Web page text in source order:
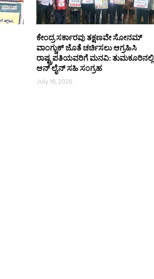
ಕೇಂದ್ರ ಸರ್ಕಾರವು ತಕ್ಷಣವೇ ಸೋನಮ್
ವಾಂಗ್ಚುಕ್ ಜೊತೆ ಚರ್ಚಿಸಲು ಆಗ್ರಹಿಸಿ
ರಾಷ್ಟ್ರಪತಿಯವರಿಗೆ ಮನವಿ: ತುಮಕೂರಿನಲ್ಲಿ
ಆನ್‌ ಲೈನ್ ಸಹಿ ಸಂಗ್ರಹ
July 18, 2026